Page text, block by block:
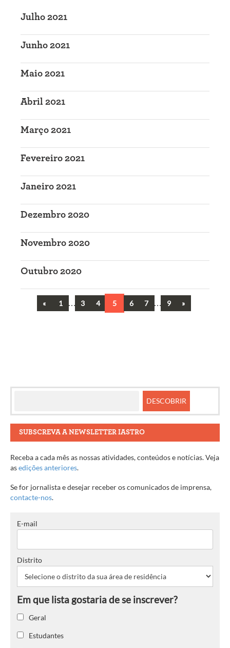
Julho 2021
Junho 2021
Maio 2021
Abril 2021
Março 2021
Fevereiro 2021
Janeiro 2021
Dezembro 2020
Novembro 2020
Outubro 2020
Navegação
« Previous
1 … 3 4 5 6 7 … 9 Next
»
SUBSCREVA A NEWSLETTER IASTRO
Receba a cada mês as nossas atividades, conteúdos e notícias. Veja
asedições anteriores.
Se for jornalista e desejar receber os comunicados de imprensa,
contacte-nos.
E-mail
Distrito
Geral
Estudantes